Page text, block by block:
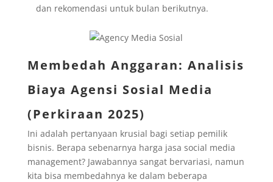
dan rekomendasi untuk bulan berikutnya.
Membedah Anggaran: Analisis
Biaya Agensi Sosial Media
(Perkiraan 2025)
Ini adalah pertanyaan krusial bagi setiap pemilik
bisnis. Berapa sebenarnya harga jasa social media
management? Jawabannya sangat bervariasi, namun
kita bisa membedahnya ke dalam beberapa